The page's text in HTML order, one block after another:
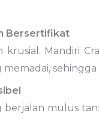
Bersertifikat
Mandiri
berjalan mulus